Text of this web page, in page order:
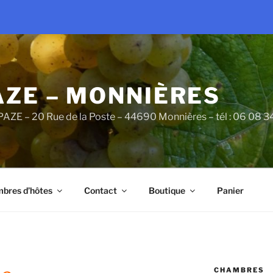
– MONNIÈRES
– 20 Rue de la Poste – 44690 Monnières – tél : 06 08
d’hôtes Contact Boutique Panier
CHAMBRES